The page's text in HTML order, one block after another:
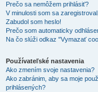
Prečo sa nemôžem prihlásiť?
V minulosti som sa
Zabudol som heslo!
Prečo som automaticky
Na čo slúži odkaz "Vymazať
Používateľské nastavenia
Ako zmením svoje nastavenia?
Ako zabránim, aby sa moje
prihlásených?